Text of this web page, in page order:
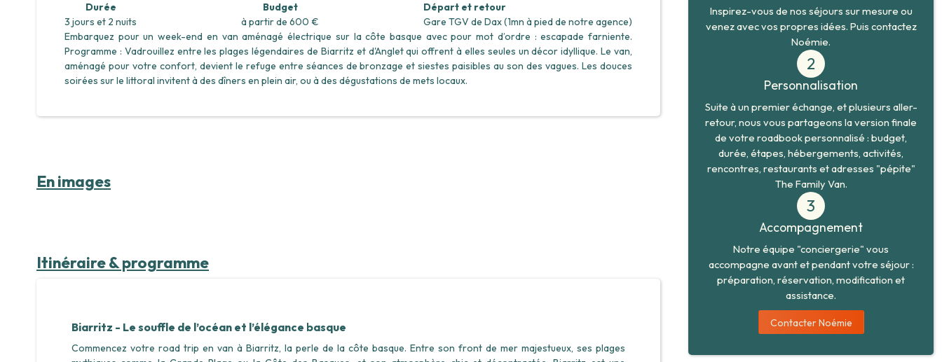
Durée
3 jours et 2 nuits
Budget
à partir de 600 €
Départ et retour
Gare TGV de Dax (1mn à pied de notre agence)
Embarquez pour un week-end en van aménagé électrique sur la côte basque avec pour mot d’ordre : escapade farniente.
Programme : Vadrouillez entre les plages légendaires de Biarritz et d'Anglet qui offrent à elles seules un décor idyllique. Le van,
aménagé pour votre confort, devient le refuge entre séances de bronzage et siestes paisibles au son des vagues. Les douces
soirées sur le littoral invitent à des dîners en plein air, ou à des dégustations de mets locaux.
En images
Itinéraire & programme
Biarritz - Le souffle de l’océan et l’élégance basque
Commencez votre road trip en van à Biarritz, la perle de la côte basque. Entre son front de mer majestueux, ses plages
Inspirez-vous de nos séjours sur mesure ou
venez avec vos propres idées. Puis contactez
Noémie.
2
Personnalisation
Suite à un premier échange, et plusieurs aller-
retour, nous vous partageons la version finale
de votre roadbook personnalisé : budget,
durée, étapes, hébergements, activités,
rencontres, restaurants et adresses "pépite"
The Family Van.
3
Accompagnement
Notre équipe "conciergerie" vous
accompagne avant et pendant votre séjour :
préparation, réservation, modification et
assistance.
Contacter Noémie